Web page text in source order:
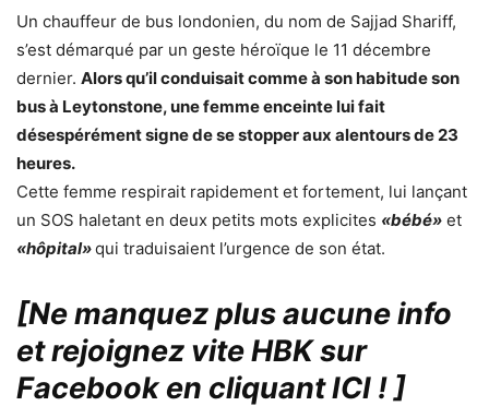
Un chauffeur de bus londonien, du nom de Sajjad Shariff,
s’est démarqué par un geste héroïque le 11 décembre
dernier. Alors qu’il conduisait comme à son habitude son
bus à Leytonstone, une femme enceinte lui fait
désespérément signe de se stopper aux alentours de 23
heures.
Cette femme respirait rapidement et fortement, lui lançant
un SOS haletant en deux petits mots explicites «bébé» et
«hôpital»qui traduisaient l’urgence de son état.
[Ne manquez plus aucune info
et rejoignez vite HBK sur
Facebook en cliquant ICI !]